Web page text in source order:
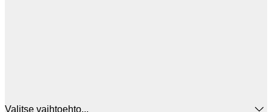
Valitse vaihtoehto...